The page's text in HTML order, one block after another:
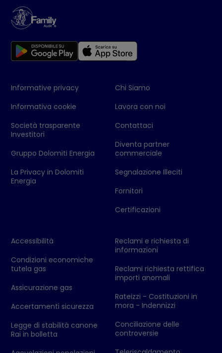
Informative privacy
Informativa cookie
Società trasparente
Investitori
Gruppo Dolomiti Energia
La Privacy in Dolomiti
Energia
Chi Siamo
Lavora con noi
Contattaci
Diventa partner
commerciale
Segnalazione Illeciti
Fornitori
Certificazioni
Accessibilità
Condizioni economiche
tutela gas
Assicurazione gas
Accertamenti sicurezza
Legge di stabilità canone
Rai in bolletta
Reclami e richiesta di
informazioni
Reclami richiesta rettifica
importi anomali
Rateizzi - Costituzioni in
mora - Indennizzi
Conciliazione delle
controversie